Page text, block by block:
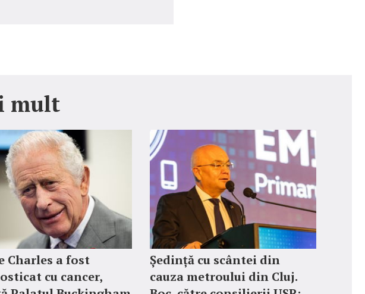
mult
Charles a fost
cu cancer,
Ședință cu scântei din
cauza metroului din Cluj.